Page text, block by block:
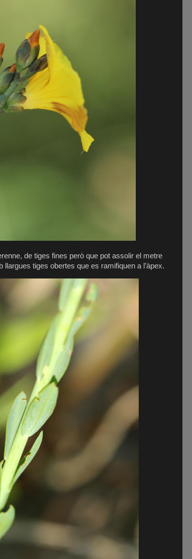
de tiges fines però que pot assolir el metre
llargues tiges obertes que es ramifiquen a l’àpex.